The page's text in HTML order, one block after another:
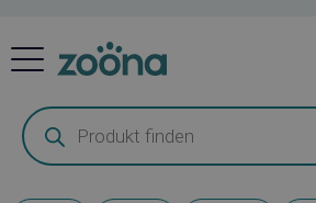
Products
search